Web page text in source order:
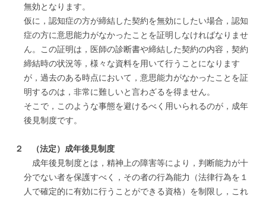
無効となります。
仮に，認知症の方が締結した契約を無効にしたい場合，認知
症の方に意思能力がなかったことを証明しなければなりませ
ん。この証明は，医師の診断書や締結した契約の内容，契約
締結時の状況等，様々な資料を用いて行うことになります
が，過去のある時点において，意思能力がなかったことを証
明するのは，非常に難しいと言わざるを得ません。
そこで，このような事態を避けるべく用いられるのが，成年
後見制度です。
２ （法定）成年後見制度
成年後見制度とは，精神上の障害等により，判断能力が十
分でない者を保護すべく，その者の行為能力（法律行為を１
人で確定的に有効に行うことができる資格）を制限し，これ